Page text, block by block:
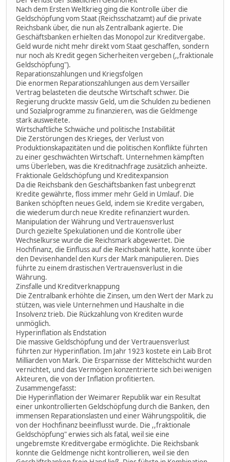
Nach dem Ersten Weltkrieg ging die Kontrolle über die
Geldschöpfung vom Staat (Reichsschatzamt) auf die private
Reichsbank über, die nun als Zentralbank agierte. Die
Geschäftsbanken erhielten das Monopol zur Kreditvergabe.
Geld wurde nicht mehr direkt vom Staat geschaffen, sondern
nur noch als Kredit gegen Sicherheiten vergeben (,,fraktionale
Geldschöpfung").
Reparationszahlungen und Kriegsfolgen
Die enormen Reparationszahlungen aus dem Versailler
Vertrag belasteten die deutsche Wirtschaft schwer. Die
Regierung druckte massiv Geld, um die Schulden zu bedienen
und Sozialprogramme zu finanzieren, was die Geldmenge
stark ausweitete.
Wirtschaftliche Schwäche und politische Instabilität
Die Zerstörungen des Krieges, der Verlust von
Produktionskapazitäten und die politischen Konflikte führten
zu einer geschwächten Wirtschaft. Unternehmen kämpften
ums Überleben, was die Kreditnachfrage zusätzlich anheizte.
Fraktionale Geldschöpfung und Kreditexpansion
Da die Reichsbank den Geschäftsbanken fast unbegrenzt
Kredite gewährte, floss immer mehr Geld in Umlauf. Die
Banken schöpften neues Geld, indem sie Kredite vergaben,
die wiederum durch neue Kredite refinanziert wurden.
Manipulation der Währung und Vertrauensverlust
Durch gezielte Spekulationen und die Kontrolle über
Wechselkurse wurde die Reichsmark abgewertet. Die
Hochfinanz, die Einfluss auf die Reichsbank hatte, konnte über
den Devisenhandel den Kurs der Mark manipulieren. Dies
führte zu einem drastischen Vertrauensverlust in die
Währung.
Zinsfalle und Kreditverknappung
Die Zentralbank erhöhte die Zinsen, um den Wert der Mark zu
stützen, was viele Unternehmen und Haushalte in die
Insolvenz trieb. Die Rückzahlung von Krediten wurde
unmöglich.
Hyperinflation als Endstation
Die massive Geldschöpfung und der Vertrauensverlust
führten zur Hyperinflation. Im Jahr 1923 kostete ein Laib Brot
Milliarden von Mark. Die Ersparnisse der Mittelschicht wurden
vernichtet, und das Vermögen konzentrierte sich bei wenigen
Akteuren, die von der Inflation profitierten.
Zusammengefasst:
Die Hyperinflation der Weimarer Republik war ein Resultat
einer unkontrollierten Geldschöpfung durch die Banken, den
immensen Reparationslasten und einer Währungspolitik, die
von der Hochfinanz beeinflusst wurde. Die ,,fraktionale
Geldschöpfung" erwies sich als fatal, weil sie eine
ungebremste Kreditvergabe ermöglichte. Die Reichsbank
konnte die Geldmenge nicht kontrollieren, weil sie den